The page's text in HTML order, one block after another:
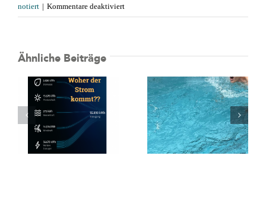
notiert | Kommentare deaktiviertfür
Erneuerbare
Stromverbrauchs
Ähnliche Beiträge
Abtauchen,
Pool testen 💦
🌿 Grüne
Hausnummer
2026:
Auszeichnung
für